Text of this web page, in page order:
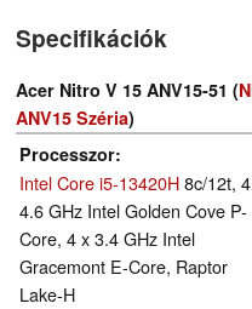
Specifikációk
Acer Nitro V 15 ANV15-51 (
ANV15 Széria)
Processzor
Intel Core i5-13420H8c/12t,
4.6 GHz Intel Golden Cove P-
Core, 4 x 3.4 GHz Intel
Gracemont E-Core, Raptor
Lake-H